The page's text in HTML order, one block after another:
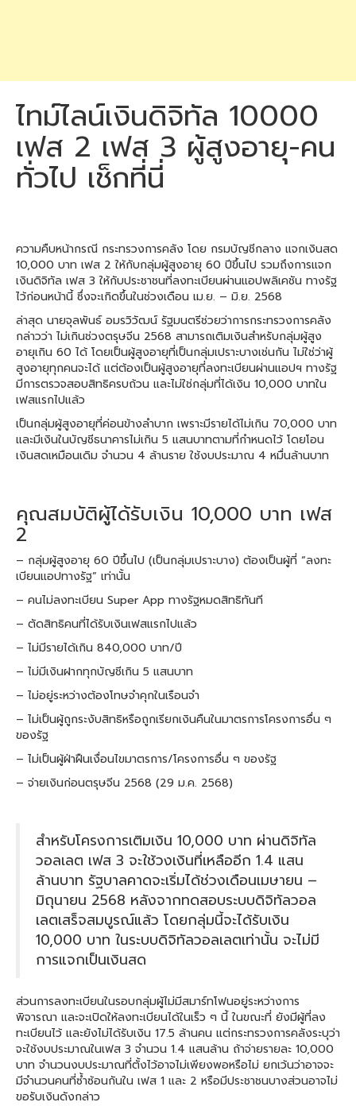
ไทม์ไลน์เงินดิจิทัล 10000
เฟส 2 เฟส 3 ผู้สูงอายุ-คน
ทั่วไป เช็กที่นี่
ความคืบหน้ากรณี กระทรวงการคลัง โดย กรมบัญชีกลาง แจกเงินสด
10,000 บาท เฟส 2 ให้กับกลุ่มผู้สูงอายุ 60 ปีขึ้นไป รวมถึงการแจก
เงินดิจิทัล เฟส 3 ให้กับประชาชนที่ลงทะเบียนผ่านแอปพลิเคชัน ทางรัฐ
ไว้ก่อนหน้านี้ ซึ่งจะเกิดขึ้นในช่วงเดือน เม.ย. – มิ.ย. 2568
ล่าสุด นายจุลพันธ์ อมรวิวัฒน์ รัฐมนตรีช่วยว่าการกระทรวงการคลัง
กล่าวว่า ไม่เกินช่วงตรุษจีน 2568 สามารถเติมเงินสำหรับกลุ่มผู้สูง
อายุเกิน 60 ได้ โดยเป็นผู้สูงอายุที่เป็นกลุ่มเปราะบางเช่นกัน ไม่ใช่ว่าผู้
สูงอายุทุกคนจะได้ แต่ต้องเป็นผู้สูงอายุที่ลงทะเบียนผ่านแอปฯ ทางรัฐ
มีการตรวจสอบสิทธิครบถ้วน และไม่ใช่กลุ่มที่ได้เงิน 10,000 บาทใน
เฟสแรกไปแล้ว
เป็นกลุ่มผู้สูงอายุที่ค่อนข้างลำบาก เพราะมีรายได้ไม่เกิน 70,000 บาท
และมีเงินในบัญชีธนาคารไม่เกิน 5 แสนบาทตามที่กำหนดไว้ โดยโอน
เงินสดเหมือนเดิม จำนวน 4 ล้านราย ใช้งบประมาณ 4 หมื่นล้านบาท
คุณสมบัติผู้ได้รับเงิน 10,000 บาท เฟส
2
– กลุ่มผู้สูงอายุ 60 ปีขึ้นไป (เป็นกลุ่มเปราะบาง) ต้องเป็นผู้ที่ “ลงทะ
เบียนแอปทางรัฐ” เท่านั้น
– คนไม่ลงทะเบียน Super App ทางรัฐหมดสิทธิทันที
– ตัดสิทธิคนที่ได้รับเงินเฟสแรกไปแล้ว
– ไม่มีรายได้เกิน 840,000 บาท/ปี
– ไม่มีเงินฝากทุกบัญชีเกิน 5 แสนบาท
– ไม่อยู่ระหว่างต้องโทษจำคุกในเรือนจำ
– ไม่เป็นผู้ถูกระงับสิทธิหรือถูกเรียกเงินคืนในมาตรการโครงการอื่น ๆ
ของรัฐ
– ไม่เป็นผู้ฝ่าฝืนเงื่อนไขมาตรการ/โครงการอื่น ๆ ของรัฐ
– จ่ายเงินก่อนตรุษจีน 2568 (29 ม.ค. 2568)
สำหรับโครงการเติมเงิน 10,000 บาท ผ่านดิจิทัล
วอลเลต เฟส 3 จะใช้วงเงินที่เหลืออีก 1.4 แสน
ล้านบาท รัฐบาลคาดจะเริ่มได้ช่วงเดือนเมษายน –
มิถุนายน 2568 หลังจากทดสอบระบบดิจิทัลวอล
เลตเสร็จสมบูรณ์แล้ว โดยกลุ่มนี้จะได้รับเงิน
10,000 บาท ในระบบดิจิทัลวอลเลตเท่านั้น จะไม่มี
การแจกเป็นเงินสด
ส่วนการลงทะเบียนในรอบกลุ่มผู้ไม่มีสมาร์ทโฟนอยู่ระหว่างการ
พิจารณา และจะเปิดให้ลงทะเบียนได้ในเร็ว ๆ นี้ ในขณะที่ ยังมีผู้ที่ลง
ทะเบียนไว้ และยังไม่ได้รับเงิน 17.5 ล้านคน แต่กระทรวงการคลังระบุว่า
จะใช้งบประมาณในเฟส 3 จำนวน 1.4 แสนล้าน ถ้าจ่ายรายละ 10,000
บาท จำนวนงบประมาณที่ตั้งไว้อาจไม่เพียงพอหรือไม่ ยกเว้นว่าอาจจะ
มีจำนวนคนที่ซ้ำซ้อนกันใน เฟส 1 และ 2 หรือมีประชาชนบางส่วนอาจไม่
ขอรับเงินดังกล่าว